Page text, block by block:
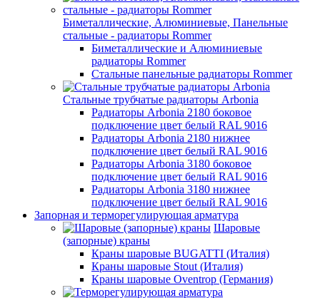
Биметаллические, Алюминиевые, Панельные
стальные - радиаторы Rommer
Биметаллические и Алюминиевые
радиаторы Rommer
Стальные панельные радиаторы Rommer
Стальные трубчатые радиаторы Arbonia
Радиаторы Arbonia 2180 боковое
подключение цвет белый RAL 9016
Радиаторы Arbonia 2180 нижнее
подключение цвет белый RAL 9016
Радиаторы Arbonia 3180 боковое
подключение цвет белый RAL 9016
Радиаторы Arbonia 3180 нижнее
подключение цвет белый RAL 9016
Запорная и терморегулирующая арматура
Шаровые
(запорные) краны
Краны шаровые BUGATTI (Италия)
Краны шаровые Stout (Италия)
Краны шаровые Oventrop (Германия)